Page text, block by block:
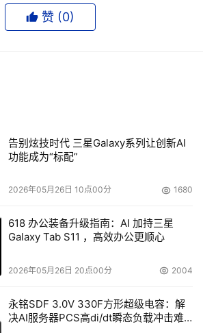
赞 (0)
告别炫技时代 三星Galaxy系列让创新AI
功能成为“标配”
2026年05月26日 10点00分 1680
618 办公装备升级指南：AI 加持三星
Galaxy Tab S11 ，高效办公更顺心
2026年05月26日 20点00分 2004
永铭SDF 3.0V 330F方形超级电容：解
决AI服务器PCS高di/dt瞬态负载冲击难